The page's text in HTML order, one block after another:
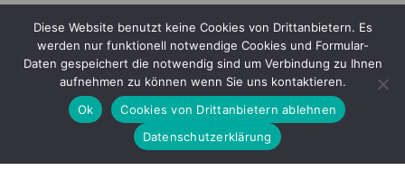
Diese Website benutzt keine Cookies von Drittanbietern. Es
werden nur funktionell notwendige Cookies und Formular-
Daten gespeichert die notwendig sind um Verbindung zu Ihnen
aufnehmen zu können wenn Sie uns kontaktieren.
Ok
Cookies von Drittanbietern ablehnen
Datenschutzerklärung